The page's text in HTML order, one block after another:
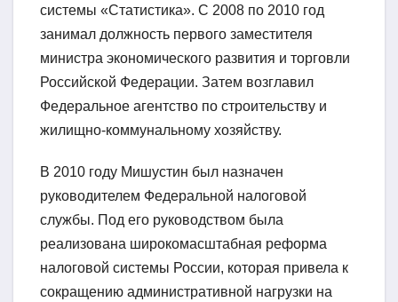
системы «Статистика». С 2008 по 2010 год
занимал должность первого заместителя
министра экономического развития и торговли
Российской Федерации. Затем возглавил
Федеральное агентство по строительству и
жилищно-коммунальному хозяйству.
В 2010 году Мишустин был назначен
руководителем Федеральной налоговой
службы. Под его руководством была
реализована широкомасштабная реформа
налоговой системы России, которая привела к
сокращению административной нагрузки на